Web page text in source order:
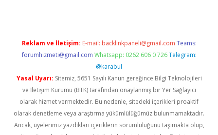
Reklam ve İletişim: E-mail: backlinkpaneli@gmail.com Teams:
forumhizmeti@gmail.com Whatsapp: 0262 606 0 726 Telegram:
@karabul
Yasal Uyarı: Sitemiz, 5651 Sayılı Kanun gereğince Bilgi Teknolojileri
ve İletişim Kurumu (BTK) tarafından onaylanmış bir Yer Sağlayıcı
olarak hizmet vermektedir. Bu nedenle, sitedeki içerikleri proaktif
olarak denetleme veya araştırma yükümlülüğümüz bulunmamaktadır.
Ancak, üyelerimiz yazdıkları içeriklerin sorumluluğunu taşımakta olup,